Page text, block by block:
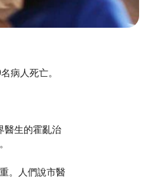
病人死亡。
生的霍亂治
。人們說市醫